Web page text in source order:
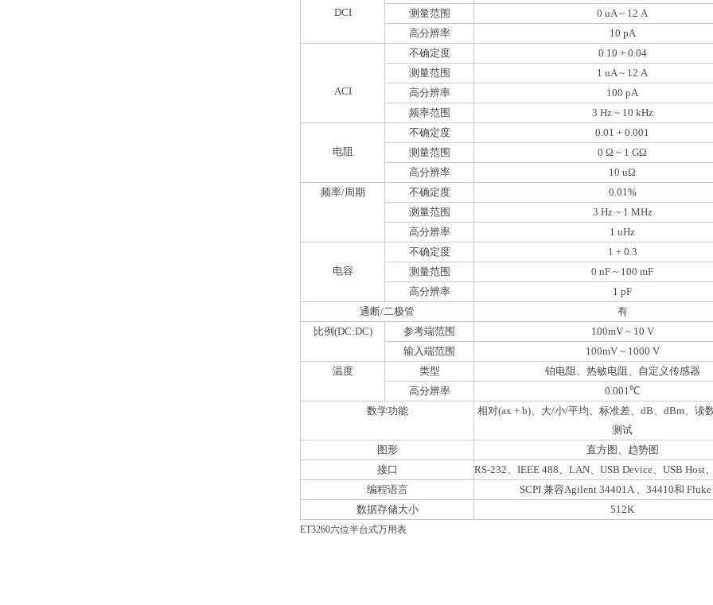
DCI
测量范围
0 uA ~ 12 A
高分辨率
10 pA
ACI
不确定度
0.10 + 0.04
测量范围
1 uA ~ 12 A
高分辨率
100 pA
频率范围
3 Hz ~ 10 kHz
电阻
不确定度 0.01 + 0.001
测量范围
0 Ω ~ 1 GΩ
高分辨率
10 uΩ
频率/周期
不确定度 0.01%
测量范围
3 Hz ~ 1 MHz
高分辨率
1 uHz
电容
不确定度
1 + 0.3
测量范围
0 nF ~ 100 mF
高分辨率
1 pF
通断/二极管
有
比例(DC:DC)
参考端范围
100mV ~ 10 V
输入端范围
100mV ~ 1000 V
温度
类型
铂电阻、热敏电阻、自定义传感器
高分辨率
0.001℃
数学功能
相对(ax + b)、大/小/平均、标准差、dB、dBm、读
测试
图形
直方图、趋势图
接口
RS-232、IEEE 488、LAN、USB Device、USB Host
编程语言
SCPI 兼容Agilent 34401A 、 34410和
数据存储大小
512K
ET3260六位半台式万用表